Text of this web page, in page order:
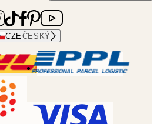
CZE ČESKÝ